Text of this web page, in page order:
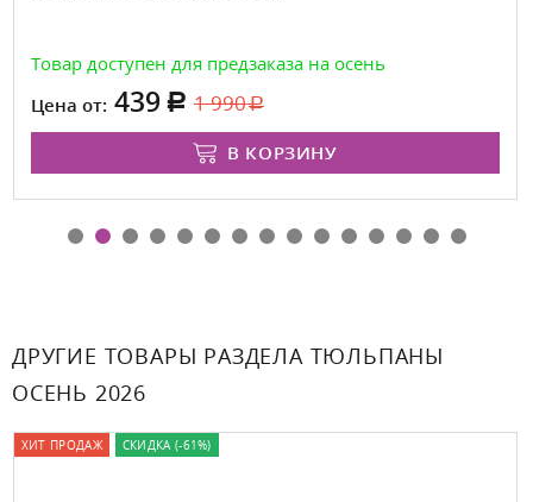
Товар доступен для предзаказа на осень
Цена от: 439 1 990
В КОРЗИНУ
ДРУГИЕ ТОВАРЫ РАЗДЕЛА ТЮЛЬПАНЫ
ОСЕНЬ 2026
ХИТ ПРОДАЖ СКИДКА (-61%)